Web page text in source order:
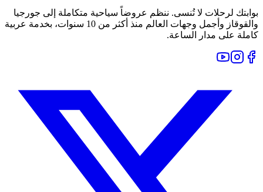
بوابتك لرحلات لا تُنسى. ننظم عروضاً سياحية متكاملة إلى جورجيا
والقوقاز وأجمل وجهات العالم منذ أكثر من 10 سنوات، بخدمة عربية
كاملة على مدار الساعة.